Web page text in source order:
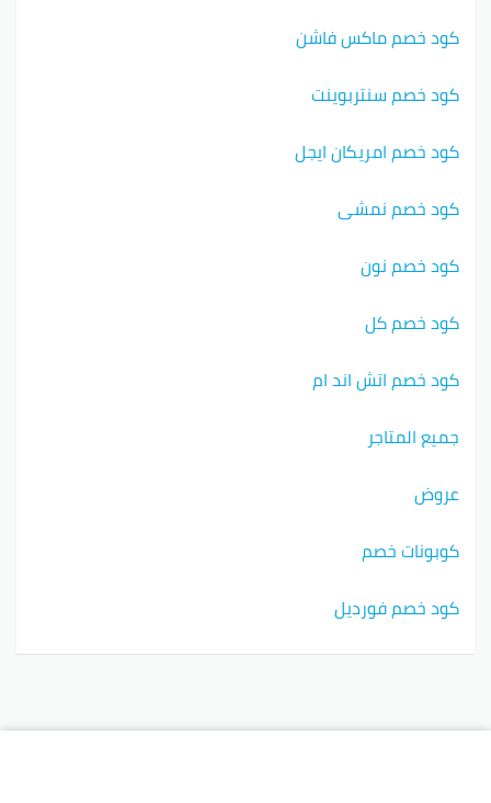
كود خصم ماكس فاشن
كود خصم سنتربوينت
كود خصم امريكان ايجل
كود خصم نمشي
كود خصم نون
كود خصم كل
كود خصم اتش اند ام
جميع المتاجر
عروض
كوبونات خصم
كود خصم فورديل